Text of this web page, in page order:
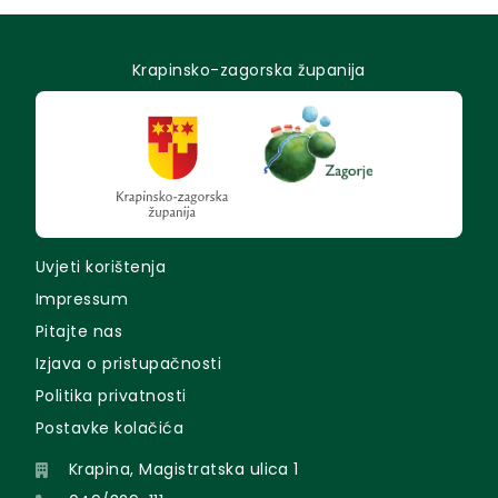
Krapinsko-zagorska županija
Uvjeti korištenja
Impressum
Pitajte nas
Izjava o pristupačnosti
Politika privatnosti
Postavke kolačića
Krapina, Magistratska ulica 1